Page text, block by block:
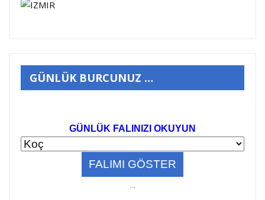
GÜNLÜK BURCUNUZ …
GÜNLÜK FALINIZI OKUYUN